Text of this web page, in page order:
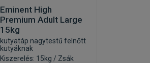
Eminent High
Premium Adult Large
15kg
kutyatáp nagytestű felnőtt
kutyáknak
Kiszerelés: 15kg / Zsák